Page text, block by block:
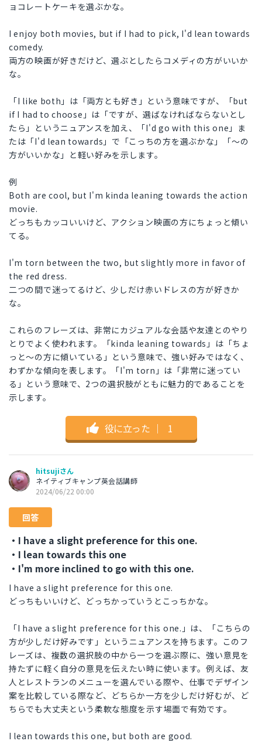
ョコレートケーキを選ぶかな。
I enjoy both movies, but if I had to pick, I'd lean towards
comedy.
両方の映画が好きだけど、選ぶとしたらコメディの方がいいか
な。
「I like both」は「両方とも好き」という意味ですが、「but
if I had to choose」は「ですが、選ばなければならないとし
たら」というニュアンスを加え、「I'd go with this one」ま
たは「I'd lean towards」で「こっちの方を選ぶかな」「〜の
方がいいかな」と軽い好みを示します。
例
Both are cool, but I'm kinda leaning towards the action
movie.
どっちもカッコいいけど、アクション映画の方にちょっと傾い
てる。
I'm torn between the two, but slightly more in favor of
the red dress.
二つの間で迷ってるけど、少しだけ赤いドレスの方が好きか
な。
これらのフレーズは、非常にカジュアルな会話や友達とのやり
とりでよく使われます。「kinda leaning towards」は「ちょ
っと〜の方に傾いている」という意味で、強い好みではなく、
わずかな傾向を表します。「I'm torn」は「非常に迷ってい
る」という意味で、2つの選択肢がともに魅力的であることを
示します。
役に立った ｜ 1
hitsujiさん
ネイティブキャンプ英会話講師
2024/06/22 00:00
回答
・I have a slight preference for this one.
・I lean towards this one
・I'm more inclined to go with this one.
I have a slight preference for this one.
どっちもいいけど、どっちかっていうとこっちかな。
「I have a slight preference for this one.」は、「こちらの
方が少しだけ好みです」というニュアンスを持ちます。このフ
レーズは、複数の選択肢の中から一つを選ぶ際に、強い意見を
持たずに軽く自分の意見を伝えたい時に使います。例えば、友
人とレストランのメニューを選んでいる際や、仕事でデザイン
案を比較している際など、どちらか一方を少しだけ好むが、ど
ちらでも大丈夫という柔軟な態度を示す場面で有効です。
I lean towards this one, but both are good.